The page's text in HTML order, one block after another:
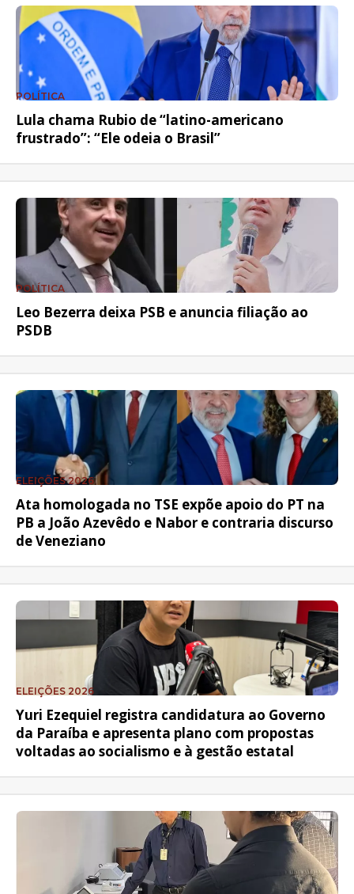
POLÍTICA
Lula chama Rubio de “latino-americano
frustrado”: “Ele odeia o Brasil”
POLÍTICA
Leo Bezerra deixa PSB e anuncia filiação ao
PSDB
ELEIÇÕES 2026
Ata homologada no TSE expõe apoio do PT na
PB a João Azevêdo e Nabor e contraria discurso
de Veneziano
ELEIÇÕES 2026
Yuri Ezequiel registra candidatura ao Governo
da Paraíba e apresenta plano com propostas
voltadas ao socialismo e à gestão estatal